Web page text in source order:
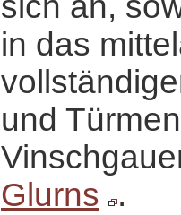
in das
und
Glurns .